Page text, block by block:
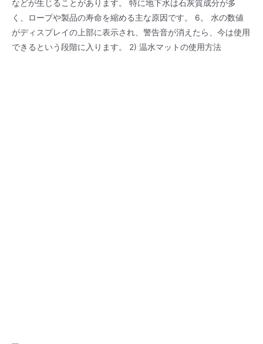
などが生じることがあります。 特に地下水は石灰質成分が多
く、ロープや製品の寿命を縮める主な原因です。 6。 水の数値
がディスプレイの上部に表示され、警告音が消えたら、今は使用
できるという段階に入ります。 2) 温水マットの使用方法